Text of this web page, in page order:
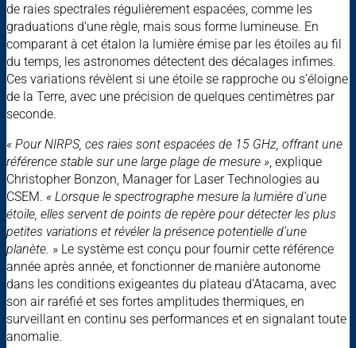
de raies spectrales régulièrement espacées, comme les
graduations d’une règle, mais sous forme lumineuse. En
comparant à cet étalon la lumière émise par les étoiles au fil
du temps, les astronomes détectent des décalages infimes.
Ces variations révèlent si une étoile se rapproche ou s’éloigne
de la Terre, avec une précision de quelques centimètres par
seconde.
« Pour NIRPS, ces raies sont espacées de 15 GHz, offrant une
référence stable sur une large plage de mesure » , explique
Christopher Bonzon, Manager for Laser Technologies au
CSEM. « Lorsque le spectrographe mesure la lumière d’une
étoile, elles servent de points de repère pour détecter les plus
petites variations et révéler la présence potentielle d’une
planète. » Le système est conçu pour fournir cette référence
année après année, et fonctionner de manière autonome
dans les conditions exigeantes du plateau d’Atacama, avec
son air raréfié et ses fortes amplitudes thermiques, en
surveillant en continu ses performances et en signalant toute
anomalie.